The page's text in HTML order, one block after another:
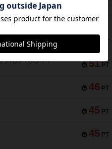
70 PT
PT
ウト！
51 PT
スラ・ボンバ
46 PT
45 PT
45 PT